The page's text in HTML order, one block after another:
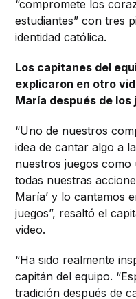
“compromete los
estudiantes” con tres
identidad católica.
Los capitanes del
explicaron en otro
María después de los
“Uno de nuestros
idea de cantar algo a
nuestros juegos
todas nuestras
María’ y lo cantamos
juegos”, resaltó el
video.
“Ha sido realmente
capitán del equipo.
tradición después de